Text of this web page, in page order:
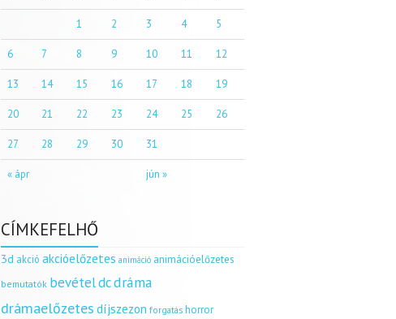
« ápr jún »
1 2 3 4 5
6 7 8 9 10 11 12
13 14 15 16 17 18 19
20 21 22 23 24 25 26
27 28 29 30 31
CÍMKEFELHŐ
3d akció akcióelőzetes animáció animációelőzetes
bemutatók bevételdcdráma
drámaelőzetes díjszezon forgatás horror